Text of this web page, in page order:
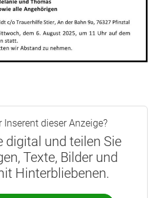
Inserent dieser Anzeige?
digital und teilen Sie
Texte, Bilder und
Hinterbliebenen.